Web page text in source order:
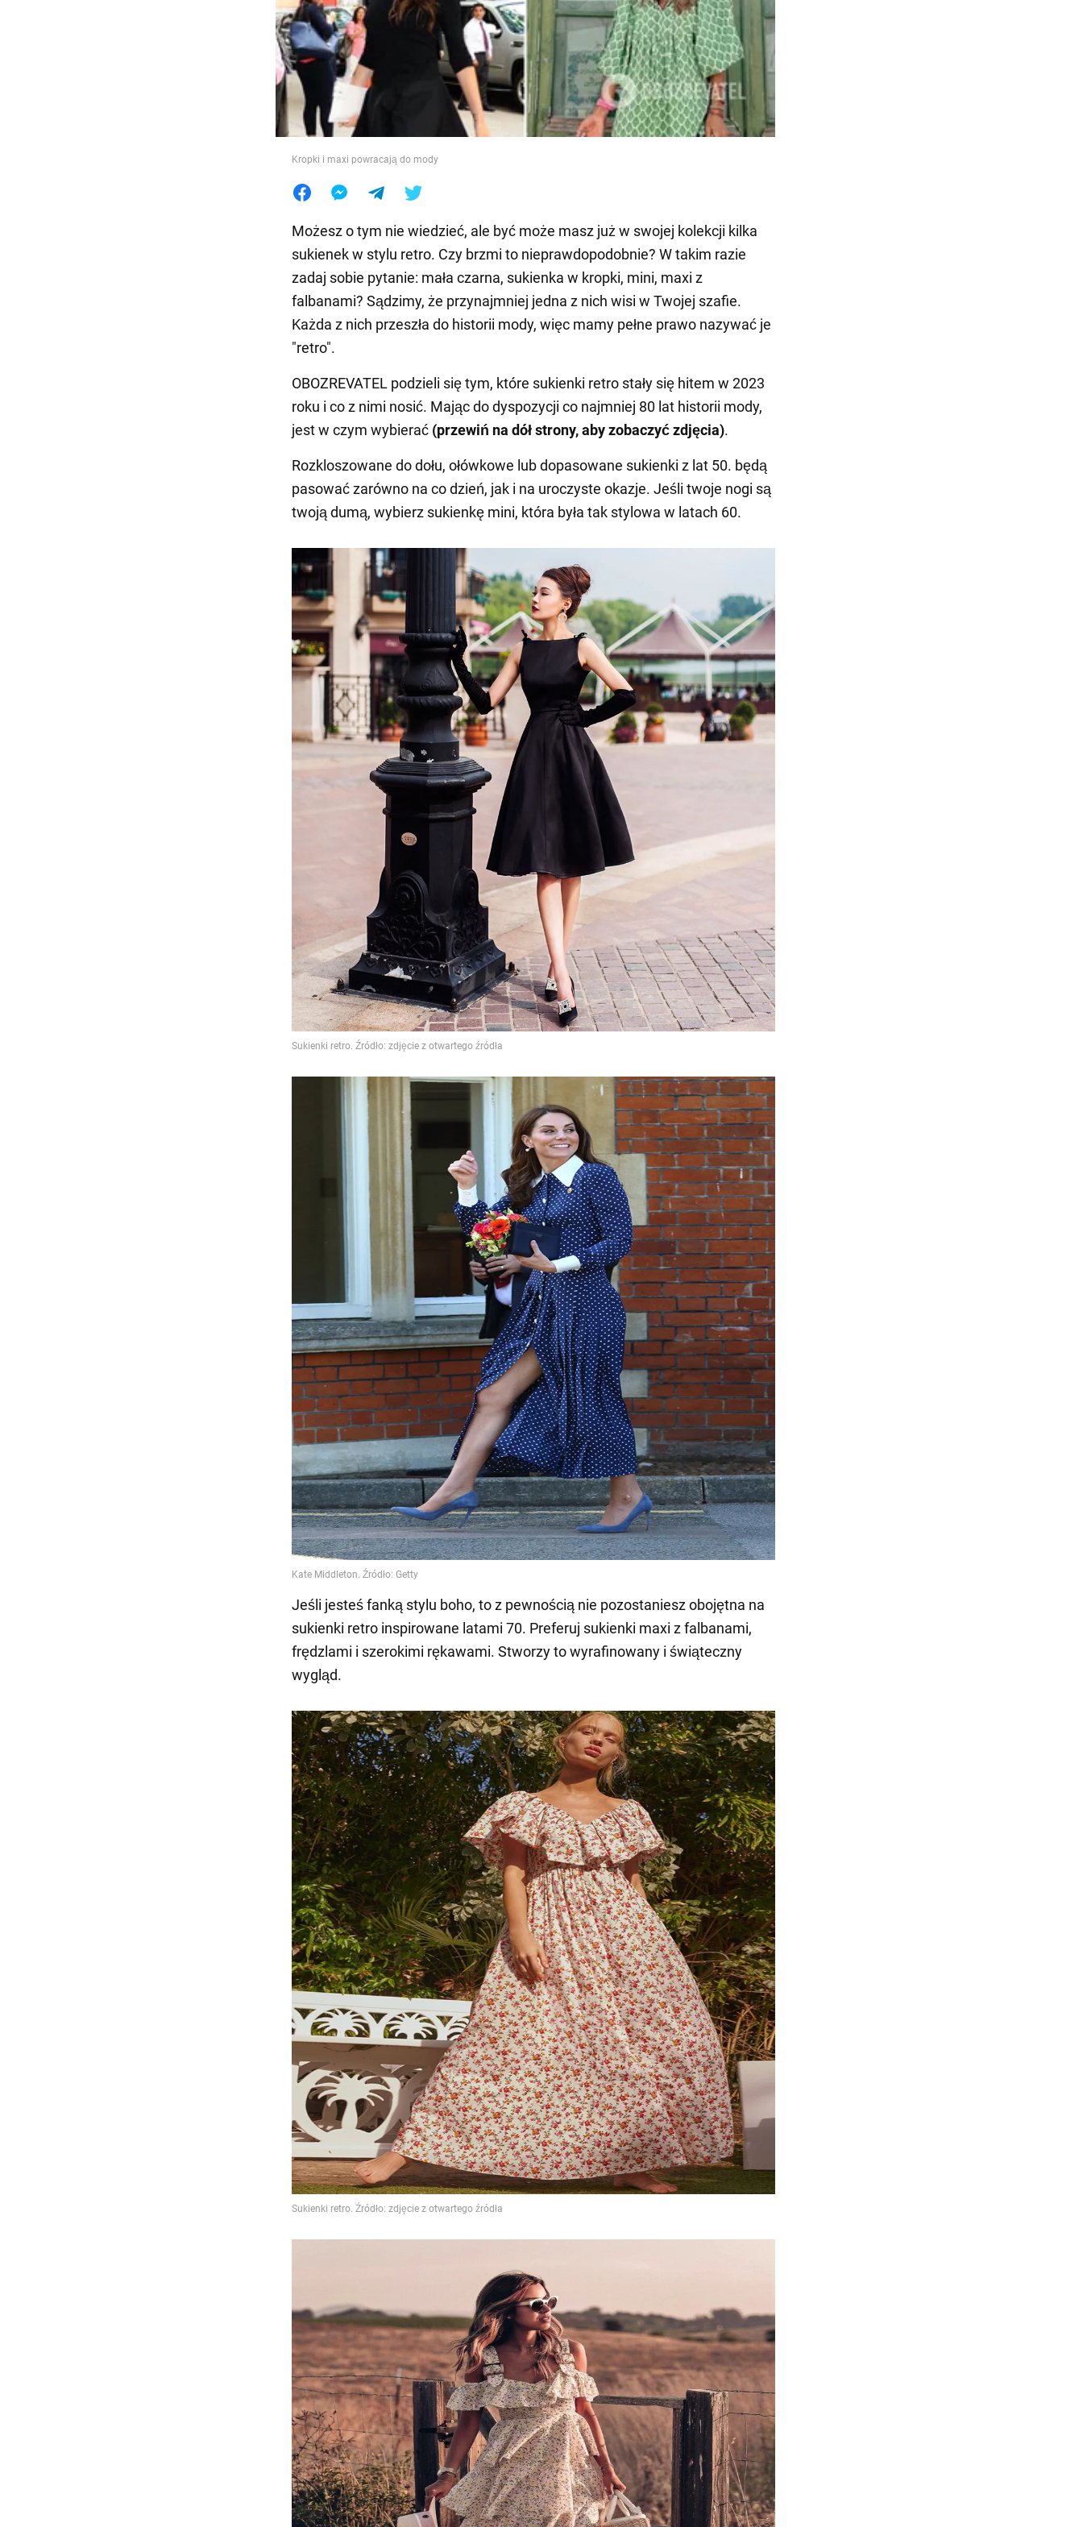
Jedzenie
Kropki i maxi powracają do mody
Możesz o tym nie wiedzieć, ale być może masz już w swojej kolekcji kilka
sukienek w stylu retro. Czy brzmi to nieprawdopodobnie? W takim razie
zadaj sobie pytanie: mała czarna, sukienka w kropki, mini, maxi z
falbanami? Sądzimy, że przynajmniej jedna z nich wisi w Twojej szafie.
Każda z nich przeszła do historii mody, więc mamy pełne prawo nazywać je
"retro".
OBOZREVATEL podzieli się tym, które sukienki retro stały się hitem w 2023
roku i co z nimi nosić. Mając do dyspozycji co najmniej 80 lat historii mody,
jest w czym wybierać (przewiń na dół strony, aby zobaczyć zdjęcia).
Rozkloszowane do dołu, ołówkowe lub dopasowane sukienki z lat 50. będą
pasować zarówno na co dzień, jak i na uroczyste okazje. Jeśli twoje nogi są
twoją dumą, wybierz sukienkę mini, która była tak stylowa w latach 60.
Jeśli jesteś fanką stylu boho, to z pewnością nie pozostaniesz obojętna na
sukienki retro inspirowane latami 70. Preferuj sukienki maxi z falbanami,
frędzlami i szerokimi rękawami. Stworzy to wyrafinowany i świąteczny
wygląd.